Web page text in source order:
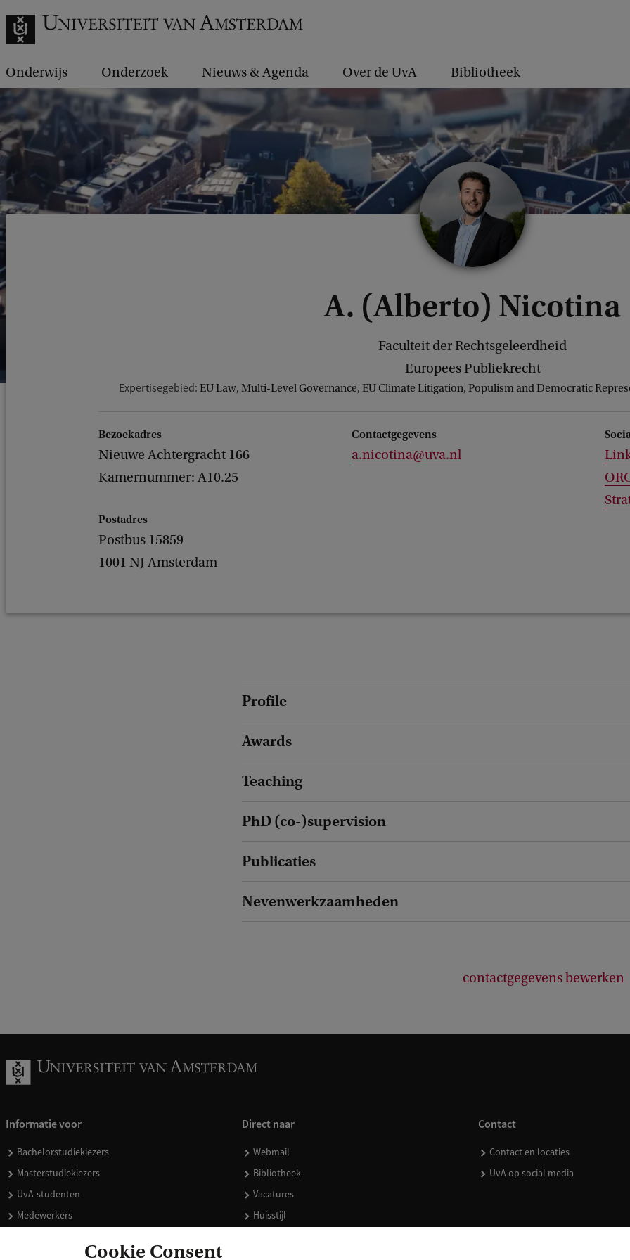
Onderwijs Onderzoek Nieuws & Agenda Over de UvA Bibliotheek
A. (Alberto) Nicotina
Faculteit der Rechtsgeleerdheid
Europees Publiekrecht
Expertisegebied: EU Law, Multi-Level Governance, EU Climate Litigation, Populism and Democratic
Bezoekadres
Nieuwe Achtergracht 166
Kamernummer: A10.25
Postadres
Postbus 15859
1001 NJ Amsterdam
Contactgegevens
a.nicotina@uva.nl
Profile
Awards
Teaching
PhD (co-)supervision
Publicaties
Nevenwerkzaamheden
contactgegevens bewerken
Informatie voor
Bachelorstudiekiezers
Masterstudiekiezers
UvA-studenten
Medewerkers
Direct naar
Webmail
Bibliotheek
Vacatures
Huisstijl
Contact
Contact en locaties
UvA op social media
Cookie Consent